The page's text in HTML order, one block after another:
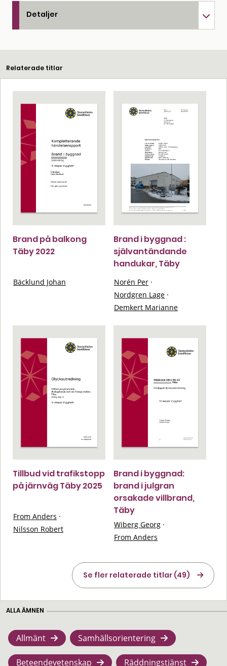
Detaljer
Relaterade titlar
Brand på balkong
Täby 2022
Bäcklund Johan
Brand i byggnad :
självantändande
handukar, Täby
Norén Per ·
Nordgren Lage ·
Demkert Marianne
Tillbud vid trafikstopp
på järnväg Täby 2025
From Anders ·
Nilsson Robert
Brand i byggnad:
brand i julgran
orsakade villbrand,
Täby
Wiberg Georg ·
From Anders
Se fler relaterade titlar (49)
ALLA ÄMNEN
Allmänt Samhällsorientering
Beteendevetenskap Räddningstjänst